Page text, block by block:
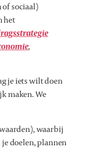
of sociaal)
het
,
je iets wilt doen
maken. We
waarbij
doelen, plannen